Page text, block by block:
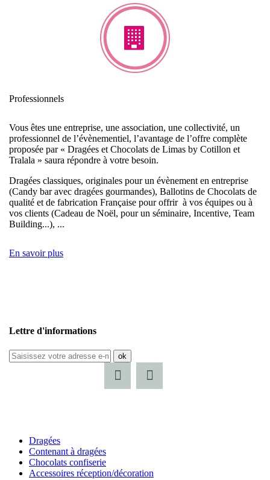
Professionnels
Vous êtes une entreprise, une association, une collectivité, un
professionnel de l’évènementiel, l’avantage de l’offre complète
proposée par « Dragées et Chocolats de Limas by Cotillon et
Tralala » saura répondre à votre besoin.
Dragées classiques, originales pour un évènement en entreprise
(Candy bar avec dragées gourmandes), Ballotins de Chocolats de
qualité et de fabrication Française pour offrir à vos équipes ou à
vos clients (Cadeau de Noël, pour un séminaire, Incentive, Team
Building...), ...
En savoir plus
Lettre d'informations
ok
Dragées
Contenant à dragées
Chocolats confiserie
Accessoires réception/décoration